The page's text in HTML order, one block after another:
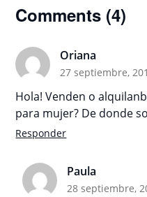
Comments (4)
Oriana
27 septiembre,
Hola! Venden o
para mujer? De donde
Responder
Paula
28 septiembre,